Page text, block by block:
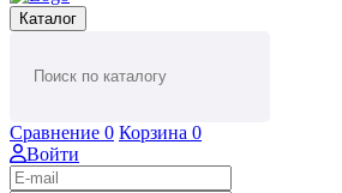
Каталог
Сравнение 0 Корзина 0
Войти